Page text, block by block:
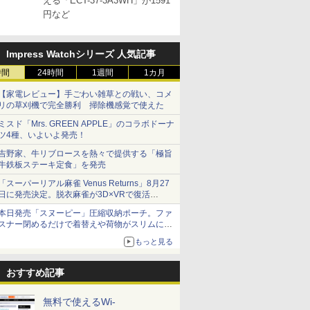
円など
Impress Watchシリーズ 人気記事
24時間 1週間 1カ月
家電レビュー】手ごわい雑草との戦い、コメ
の草刈機で完全勝利 掃除機感覚で使えた
スド「Mrs. GREEN APPLE」のコラボドーナ
4種、いよいよ発売！
野家、牛リブロースを熱々で提供する「極旨
鉄板ステーキ定食」を発売
スーパーリアル麻雀 Venus Returns」8月27
に発売決定。脱衣麻雀が3D×VRで復活
売から2週間は20%オフになるセールが実施
日発売「スヌーピー」圧縮収納ポーチ。ファ
ナー閉めるだけで着替えや荷物がスリムにま
もっと見る
おすすめ記事
無料で使えるWi-